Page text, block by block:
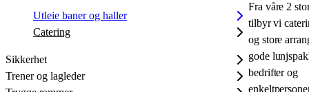
Utleie baner og haller
Catering
Sikkerhet
Trener og lagleder
Fra våre 2
tilbyr vi
og store
gode
bedrifter og